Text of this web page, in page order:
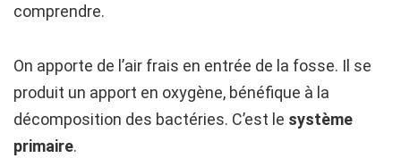
comprendre.
On apporte de l’air frais en entrée de la fosse. Il se
produit un apport en oxygène, bénéfique à la
décomposition des bactéries. C’est le système
primaire.